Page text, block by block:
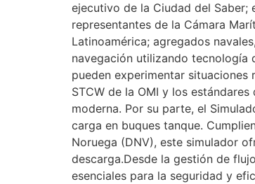
ejecutivo de la Ciudad del Saber;
representantes de la Cámara
Latinoamérica; agregados
navegación utilizando tecnología
pueden experimentar
STCW de la OMI y los
moderna. Por su parte, el
carga en buques tanque.
Noruega (DNV), este simulador
descarga.Desde la gestión de
esenciales para la seguridad y